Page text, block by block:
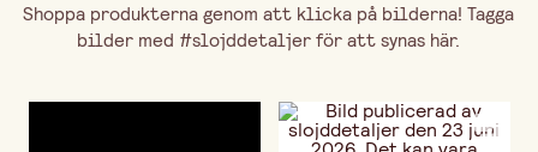
Shoppa produkterna genom att klicka på bilderna! Tagga
bilder med #slojddetaljer för att synas här.